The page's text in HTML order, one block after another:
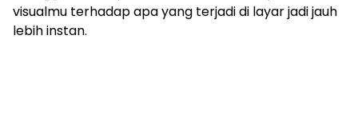
visualmu terhadap apa yang terjadi di layar jadi jauh
lebih instan.